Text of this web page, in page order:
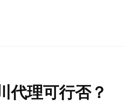
代理可行否？